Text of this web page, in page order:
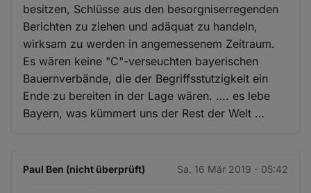
besitzen, Schlüsse aus den besorgniserregenden
Berichten zu ziehen und adäquat zu handeln,
wirksam zu werden in angemessenem Zeitraum.
Es wären keine "C"-verseuchten bayerischen
Bauernverbände, die der Begriffsstutzigkeit ein
Ende zu bereiten in der Lage wären. …. es lebe
Bayern, was kümmert uns der Rest der Welt …
Paul Ben (nicht überprüft) Sa. 16 Mär 2019 - 05:42